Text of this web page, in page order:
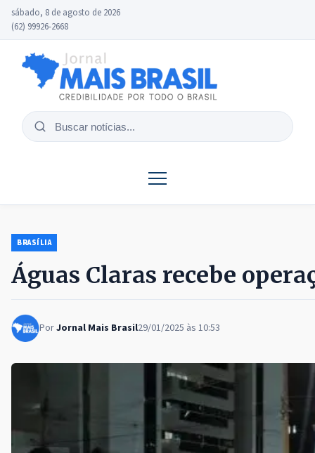
sábado, 8 de agosto de 2026
(62) 99926-2668
Buscar
BRASÍLIA
Águas Claras recebe
PorJornal Mais Brasil29/01/2025 às 10:53